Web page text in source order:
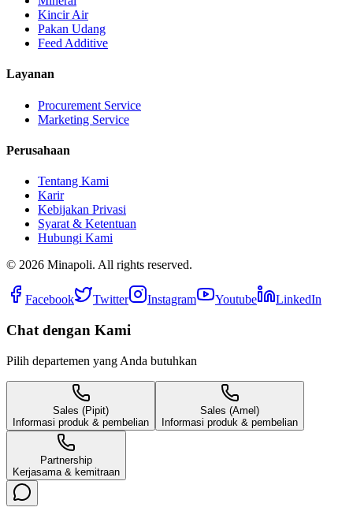
Kincir Air
Pakan Udang
Feed Additive
Layanan
Procurement Service
Marketing Service
Perusahaan
Tentang Kami
Karir
Kebijakan Privasi
Syarat & Ketentuan
Hubungi Kami
© 2026 Minapoli. All rights reserved.
Facebook Twitter Instagram Youtube LinkedIn
Chat dengan Kami
Pilih departemen yang Anda butuhkan
Sales (Pipit)
Informasi produk & pembelian
Sales (Amel)
Informasi produk & pembelian
Partnership
Kerjasama & kemitraan